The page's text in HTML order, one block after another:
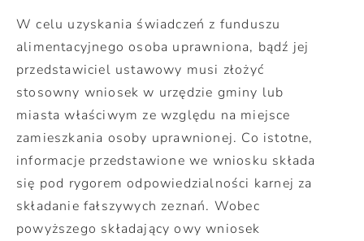
W celu uzyskania świadczeń z funduszu
alimentacyjnego osoba uprawniona, bądź jej
przedstawiciel ustawowy musi złożyć
stosowny wniosek w urzędzie gminy lub
miasta właściwym ze względu na miejsce
zamieszkania osoby uprawnionej. Co istotne,
informacje przedstawione we wniosku składa
się pod rygorem odpowiedzialności karnej za
składanie fałszywych zeznań. Wobec
powyższego składający owy wniosek